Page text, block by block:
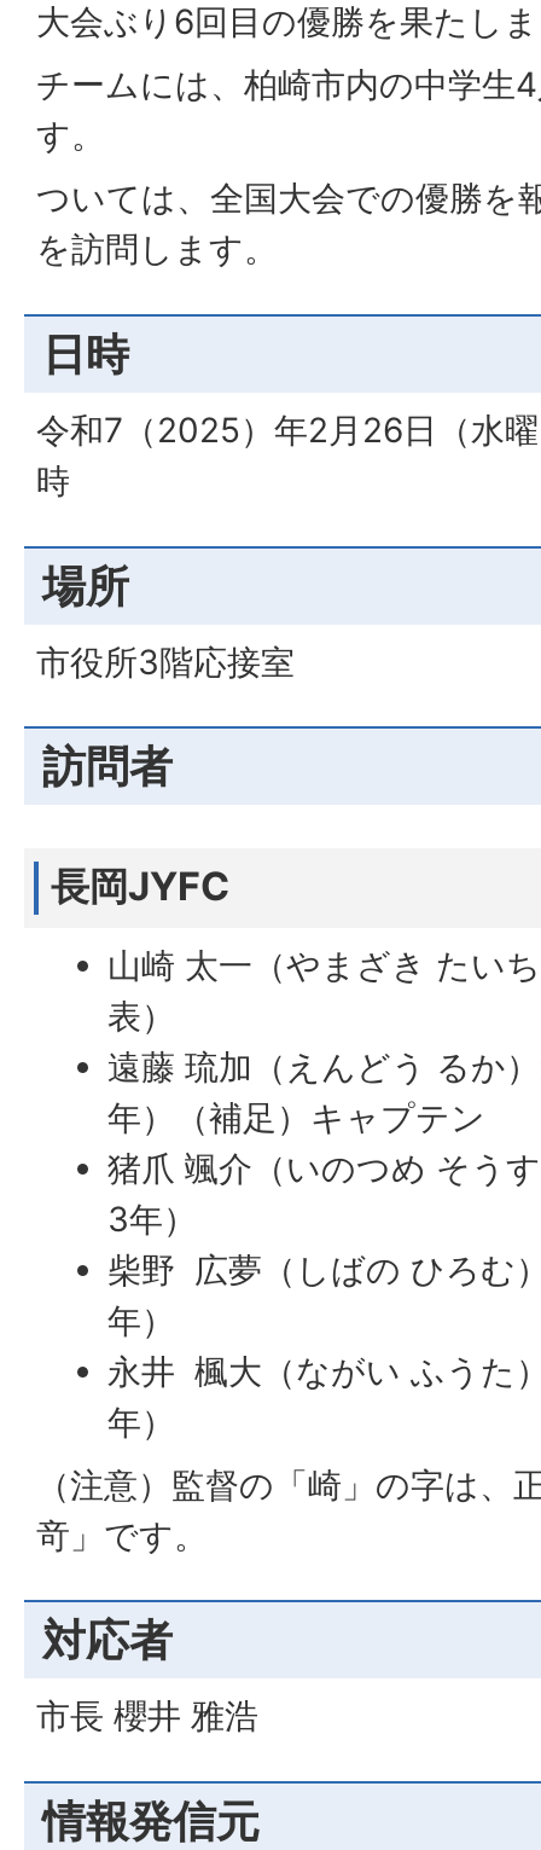
大会ぶり6回目の優勝を果たし
チームには、柏崎市内の中学生
す。
ついては、全国大会での優勝を
を訪問します。
日時
令和7（2025）年2月26日（水
時
場所
市役所3階応接室
訪問者
長岡JYFC
山崎 太一（やまざき たい
表）
遠藤 琉加（えんどう るか
年）（補足）キャプテン
猪爪 颯介（いのつめ そう
3年）
柴野 広夢（しばの ひろむ
年）
永井 楓大（ながい ふうた
年）
（注意）監督の「崎」の字は、
竒」です。
対応者
市長 櫻井 雅浩
情報発信元